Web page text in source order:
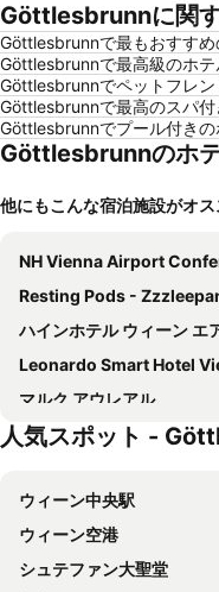
Göttlesbrunnに関
Göttlesbrunnで最もおすすめ
Göttlesbrunnで最高級のホテ
Göttlesbrunnでペットフレ
Göttlesbrunnで最高のスパ付
Göttlesbrunnでプール付きの
Göttlesbrunnのホ
他にもこんな宿泊施設がオ
NH Vienna Airport Conference
Resting Pods - Zzzleepandgo Wien
ハインホテル ウィーン エアポ
Leonardo Smart Hotel Vienna
マルク アウレアル
Das Reinisch Just
人気スポット -
ウィーン中央駅
ウィーン空港
シュテファン大聖堂